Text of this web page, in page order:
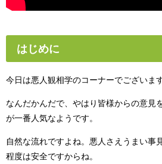
はじめに
今日は悪人観相学のコーナーでございます
なんだかんだで、やはり皆様からの意見
が一番人気なようです。
自然な流れですよね。悪人さえうまい事
程度は安全ですからね。